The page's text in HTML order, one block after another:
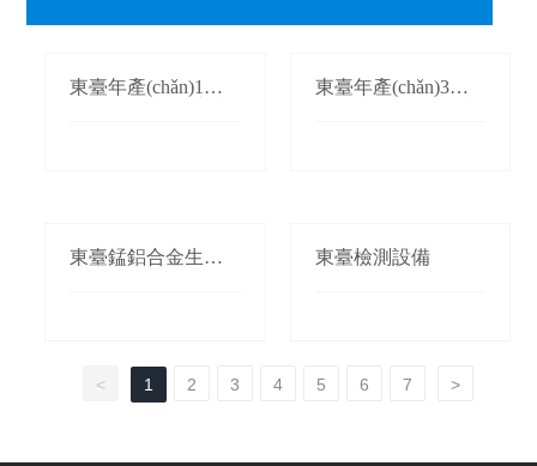
東臺年產(chǎn)1萬
東臺年產(chǎn)3萬
東臺錳鋁合金生產(c
東臺檢測設備
< 1 2 3 4 5 6 7 >